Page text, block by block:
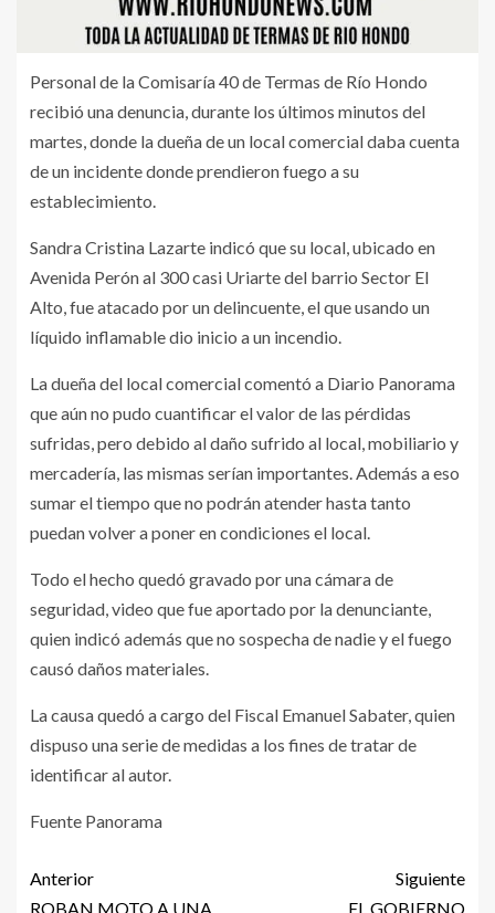
Personal de la Comisaría 40 de Termas de Río Hondo
recibió una denuncia, durante los últimos minutos del
martes, donde la dueña de un local comercial daba cuenta
de un incidente donde prendieron fuego a su
establecimiento.
Sandra Cristina Lazarte indicó que su local, ubicado en
Avenida Perón al 300 casi Uriarte del barrio Sector El
Alto, fue atacado por un delincuente, el que usando un
líquido inflamable dio inicio a un incendio.
La dueña del local comercial comentó a Diario Panorama
que aún no pudo cuantificar el valor de las pérdidas
sufridas, pero debido al daño sufrido al local, mobiliario y
mercadería, las mismas serían importantes. Además a eso
sumar el tiempo que no podrán atender hasta tanto
puedan volver a poner en condiciones el local.
Todo el hecho quedó gravado por una cámara de
seguridad, video que fue aportado por la denunciante,
quien indicó además que no sospecha de nadie y el fuego
causó daños materiales.
La causa quedó a cargo del Fiscal Emanuel Sabater, quien
dispuso una serie de medidas a los fines de tratar de
identificar al autor.
Fuente Panorama
Anterior
ROBAN MOTO A UNA
Siguiente
EL GOBIERNO